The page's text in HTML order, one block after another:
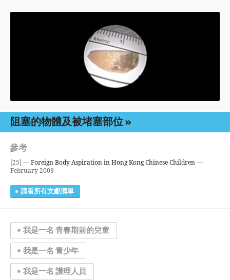
阻塞的物體及被堵塞部位
參考
[25] —Foreign Body Aspiration in Hong Kong Chinese Children—
February 2009
請看所有文獻清單
我是一名 青春期前的兒童
我是一名 青少年
我是一名 護理人員